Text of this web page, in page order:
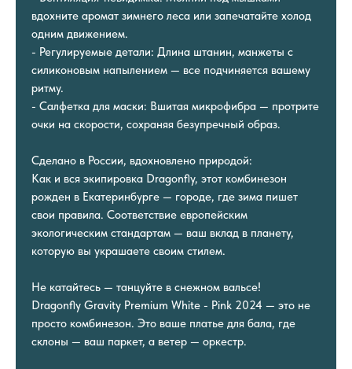
вдохните аромат зимнего леса или запечатайте холод
одним движением.
- Регулируемые детали: Длина штанин, манжеты с
силиконовым напылением — все подчиняется вашему
ритму.
- Салфетка для маски: Вшитая микрофибра — протрите
очки на скорости, сохраняя безупречный образ.
Сделано в России, вдохновлено природой:
Как и вся экипировка Dragonfly, этот комбинезон
рожден в Екатеринбурге — городе, где зима пишет
свои правила. Соответствие европейским
экологическим стандартам — ваш вклад в планету,
которую вы украшаете своим стилем.
Не катайтесь — танцуйте в снежном вальсе!
Dragonfly Gravity Premium White - Pink 2024 — это не
просто комбинезон. Это ваше платье для бала, где
склоны — ваш паркет, а ветер — оркестр.